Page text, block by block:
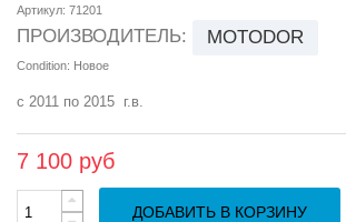
Артикул: 71201
ПРОИЗВОДИТЕЛЬ: MOTODOR
Condition: Новое
с 2011 по 2015 г.в.
7 100 руб
ДОБАВИТЬ В КОРЗИНУ